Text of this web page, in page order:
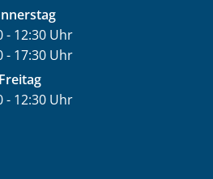
Von 08:00 bis 12:30 Uhr
- 12:30Uhr
Von 08:00 bis 12:30 Uhr
- 17:30Uhr
Von 14:00 bis 17:30 Uhr
Freitag
- 12:30Uhr